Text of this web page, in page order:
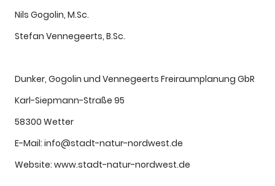
Nils Gogolin, M.Sc.
Stefan Vennegeerts, B.Sc.
Dunker, Gogolin und Vennegeerts Freiraumplanung GbR
Karl-Siepmann-Straße 95
58300 Wetter
E-Mail: info@stadt-natur-nordwest.de
Website: www.stadt-natur-nordwest.de